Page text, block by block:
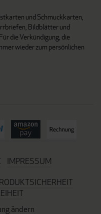
und Schmuckkarten,
Bildblätter und
die Verkündigung, die
wieder zum persönlichen
IMPRESSUM
ändern